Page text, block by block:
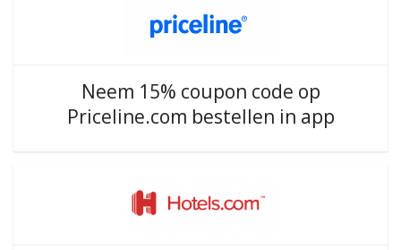
Neem 15% coupon code op
Priceline.com bestellen in app